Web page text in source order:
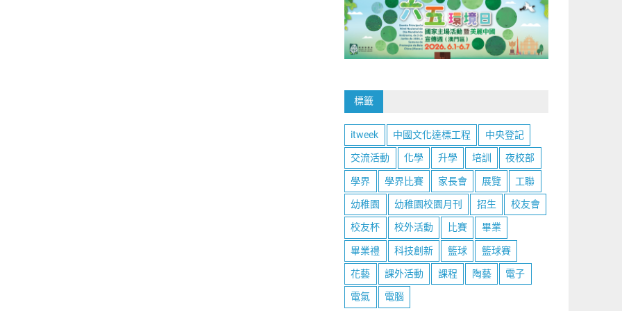
標籤
itweek 中國文化達標工程 中央登記
交流活動 化學 升學 培訓 夜校部
學界 學界比賽 家長會 展覽 工聯
幼稚園 幼稚園校園月刊 招生 校友會
校友杯 校外活動 比賽 畢業
畢業禮 科技創新 籃球 籃球賽
花藝 課外活動 課程 陶藝 電子
電氣 電腦